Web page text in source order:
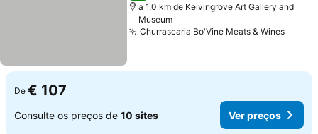
a 1.0 km de Kelvingrove Art Gallery and
Museum
Churrascaria Bo'Vine Meats & WinesVer
De € 107
Consulte os preços de 10 sites Ver preços